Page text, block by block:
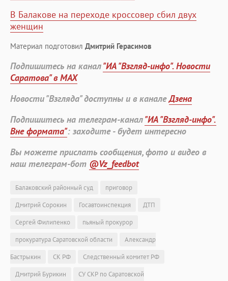
В Балакове на переходе кроссовер сбил двух
женщин
Материал подготовил Дмитрий Герасимов
Подпишитесь на канал"ИА "Взгляд-инфо". Новости
Саратова" в MAX
Новости "Взгляда" доступны и в каналеДзена
Подпишитесь на телеграм-канал"ИА "Взгляд-инфо".
Вне формата": заходите - будет интересно
Вы можете прислать сообщения, фото и видео в
наш телеграм-бот @Vz_feedbot
Балаковский районный суд
приговор
Дмитрий Сорокин
Госавтоинспекция
ДТП
Сергей Филипенко
пьяный прокурор
прокуратура Саратовской области
Александр
Бастрыкин
СК РФ
Следственный комитет РФ
Дмитрий Бурикин
СУ СКР по Саратовской